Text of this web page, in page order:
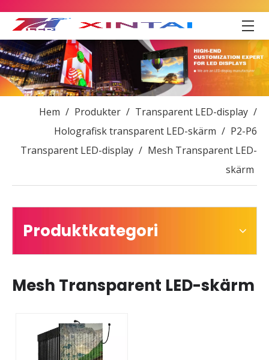
Hem / Produkter / Transparent LED-display /
Holografisk transparent LED-skärm / P2-P6
Transparent LED-display / Mesh Transparent LED-
skärm
Produktkategori
Mesh Transparent LED-skärm